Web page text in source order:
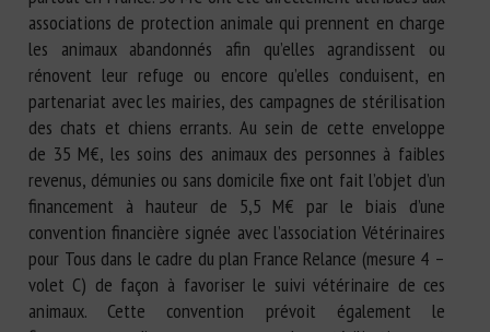
associations de protection animale qui prennent en charge
les animaux abandonnés afin qu’elles agrandissent ou
rénovent leur refuge ou encore qu’elles conduisent, en
partenariat avec les mairies, des campagnes de stérilisation
des chats et chiens errants. Au sein de cette enveloppe
de 35 M€, les soins des animaux des personnes à faibles
revenus, démunies ou sans domicile fixe ont fait l’objet d’un
financement à hauteur de 5,5 M€ par le biais d’une
convention financière signée avec l’association Vétérinaires
pour Tous dans le cadre du plan France Relance (mesure 4 –
volet C) de façon à favoriser le suivi vétérinaire de ces
animaux. Cette convention prévoit également le